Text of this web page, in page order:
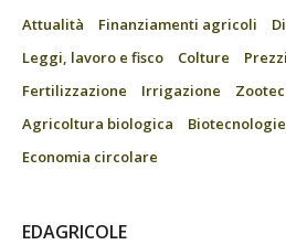
Attualità Finanziamenti agricoli
Leggi, lavoro e fisco
Colture
Fertilizzazione
Irrigazione
Agricoltura biologica
Biotecnologie
Economia circolare
EDAGRICOLE